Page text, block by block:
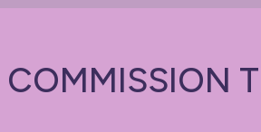
COMMISSION